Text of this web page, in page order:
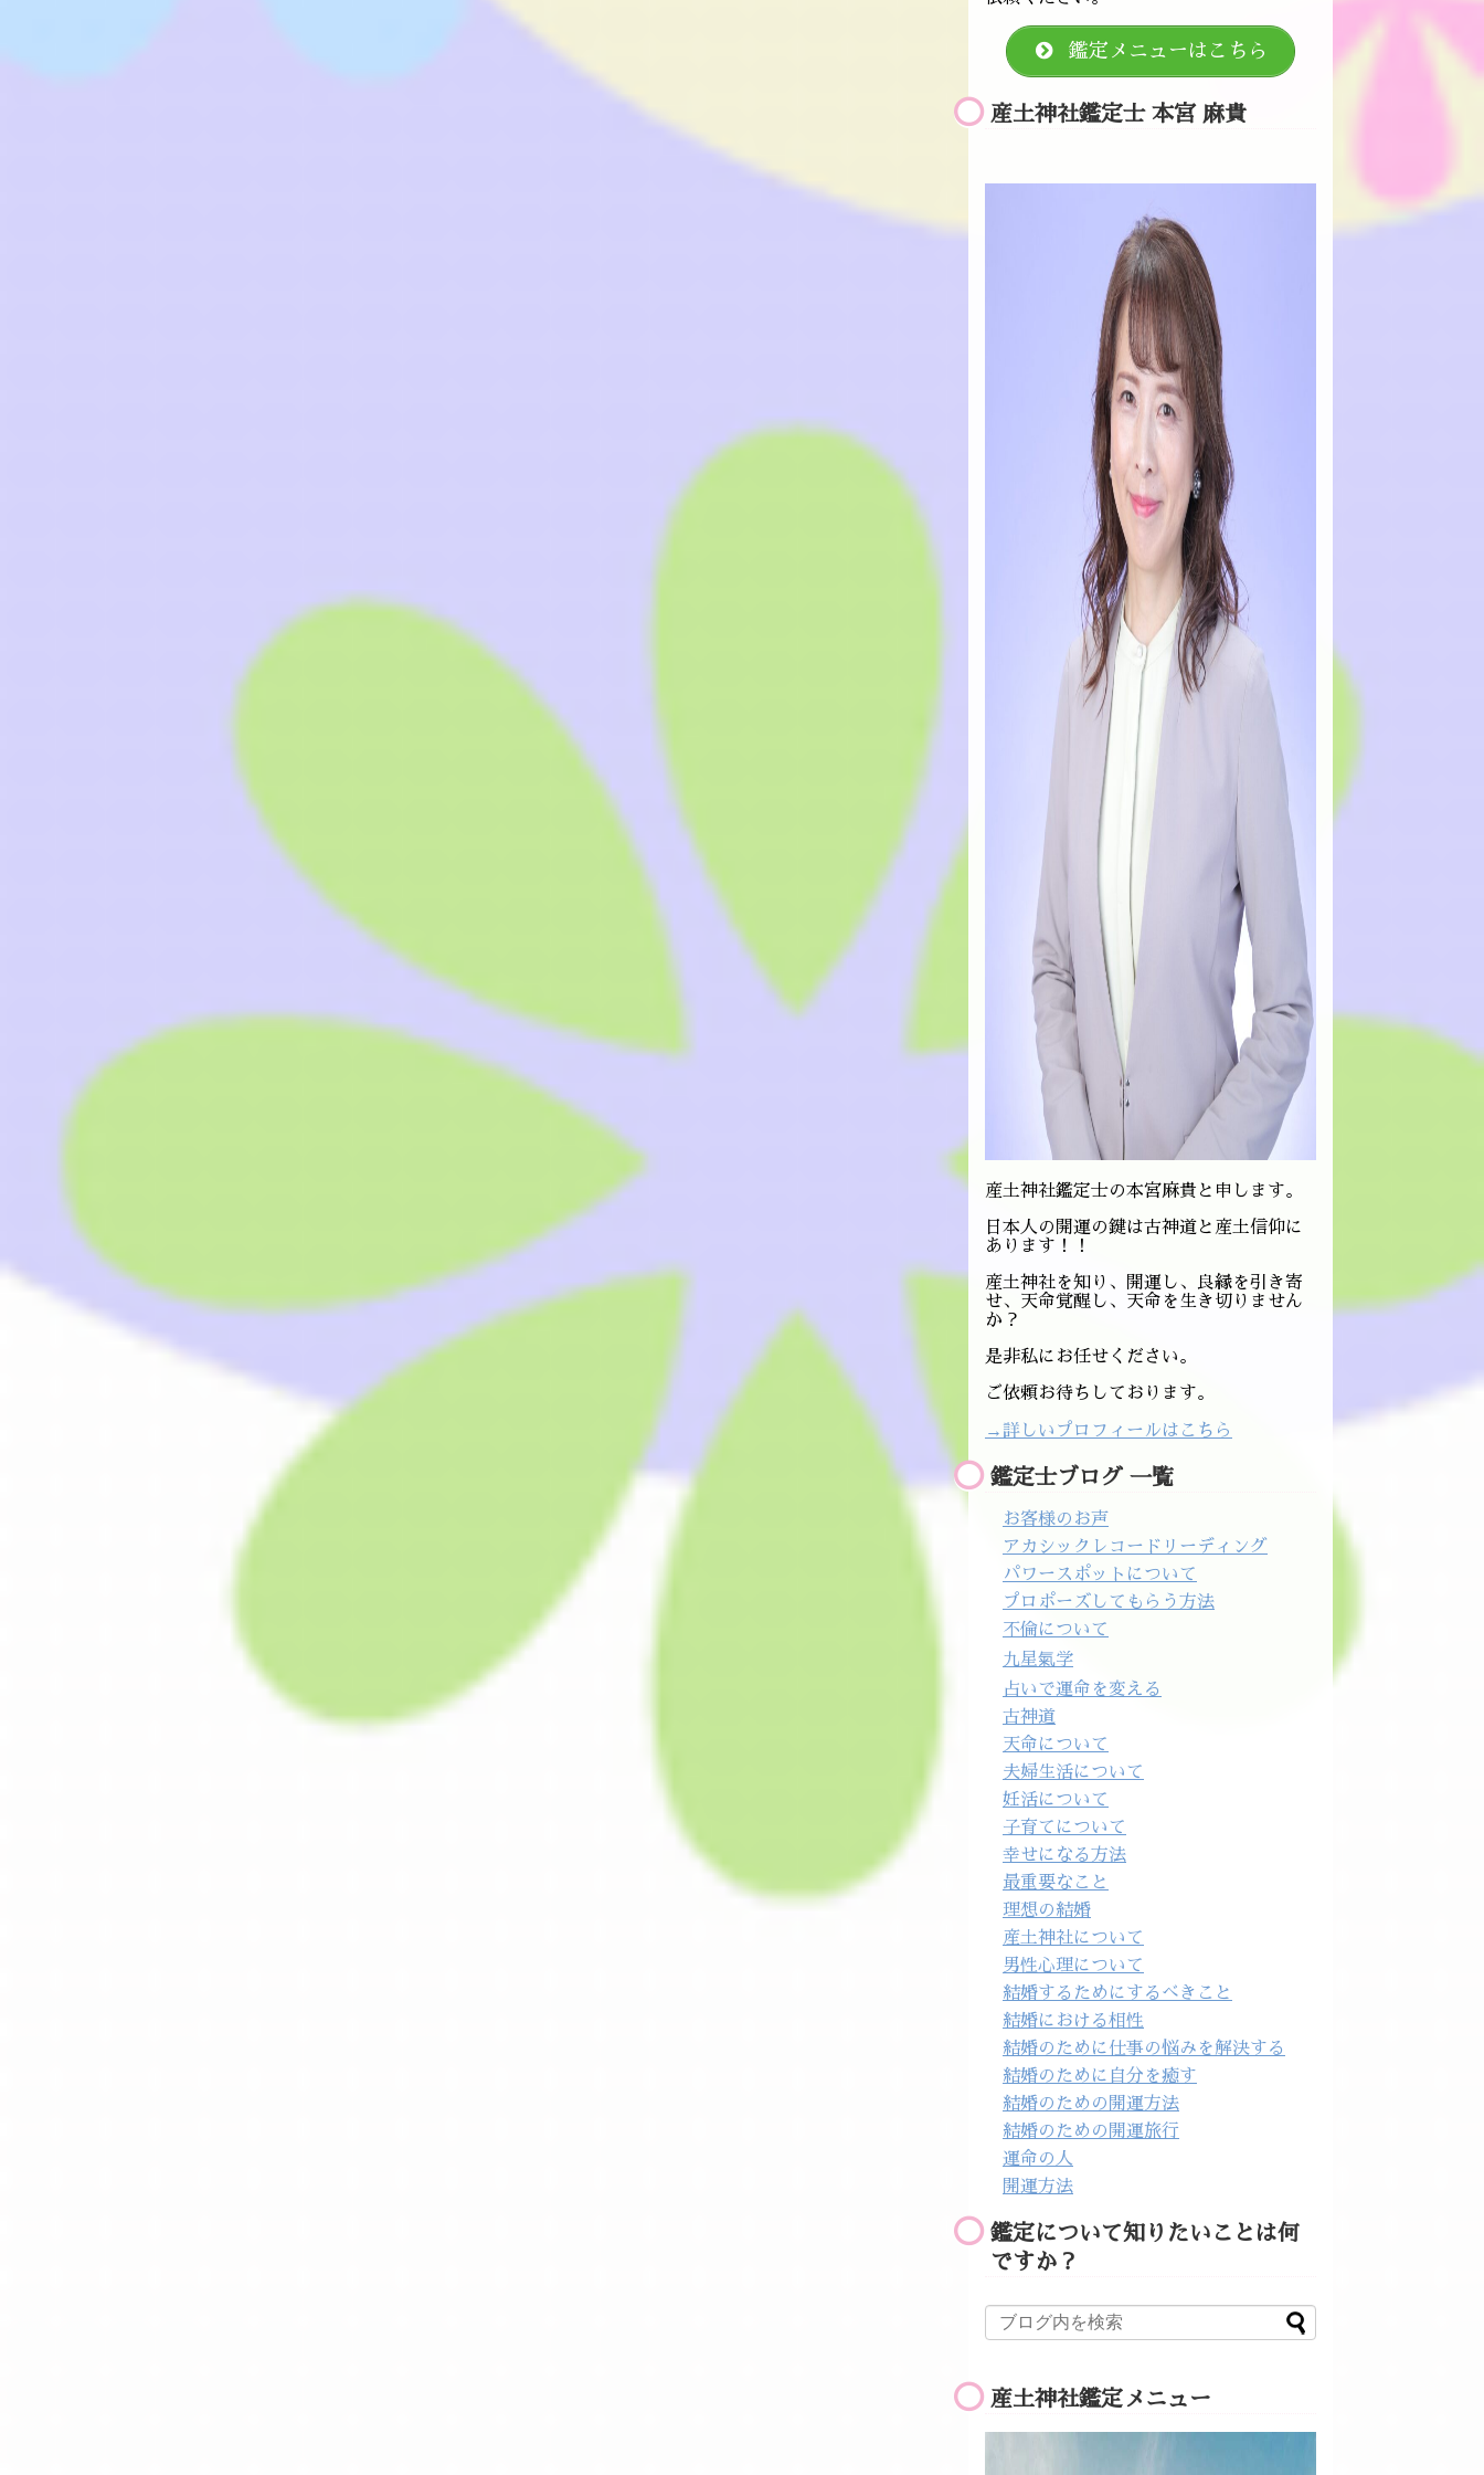
鑑定メニューはこちら
産土神社鑑定士 本宮 麻貴
産土神社鑑定士の本宮麻貴と申します。
日本人の開運の鍵は古神道と産土信仰に
あります！！
産土神社を知り、開運し、良縁を引き寄
せ、天命覚醒し、天命を生き切りません
か？
是非私にお任せください。
ご依頼お待ちしております。
→詳しいプロフィールはこちら
鑑定士ブログ 一覧
お客様のお声
アカシックレコードリーディング
パワースポットについて
プロポーズしてもらう方法
不倫について
九星氣学
占いで運命を変える
古神道
天命について
夫婦生活について
妊活について
子育てについて
幸せになる方法
最重要なこと
理想の結婚
産土神社について
男性心理について
結婚するためにするべきこと
結婚における相性
結婚のために仕事の悩みを解決する
結婚のために自分を癒す
結婚のための開運方法
結婚のための開運旅行
運命の人
開運方法
鑑定について知りたいことは何
ですか？
産土神社鑑定メニュー